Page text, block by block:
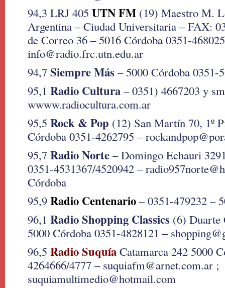
94,3 LRJ 405 UTN FM (19) Maestro M.
Argentina – Ciudad Universitaria – FAX:
de Correo 36 – 5016 Córdoba 0351-
info@radio.frc.utn.edu.ar
94,7 Siempre Más – 5000 Córdoba 0351-
95,1 Radio Cultura – 0351) 4667203 y
wwww.radiocultura.com.ar
95,5 Rock & Pop (12) San Martín 70, 1º
Córdoba 0351-4262795 –
95,7 Radio Norte – Domingo Echauri
0351-4531367/4520942 –
Córdoba
95,9 Radio Centenario – 0351-479232 –
96,1 Radio Shopping Classics (6) Duarte
5000 Córdoba 0351-4828121 –
96,5 Radio Suquía Catamarca 242 5000
4264666/4777 – suquiafm@arnet.com.ar ;
suquiamultimedio@hotmail.com